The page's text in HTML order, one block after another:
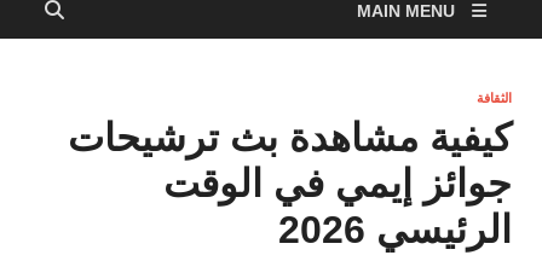
MAIN MENU
الثقافة
كيفية مشاهدة بث ترشيحات
جوائز إيمي في الوقت
الرئيسي 2026